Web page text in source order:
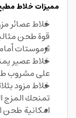
مميزات خلاط
قوة طحن
ثرموستات
خلاط عصير
على مشروب
خلاط مزود
تمنحك المزج
امكانية طحن